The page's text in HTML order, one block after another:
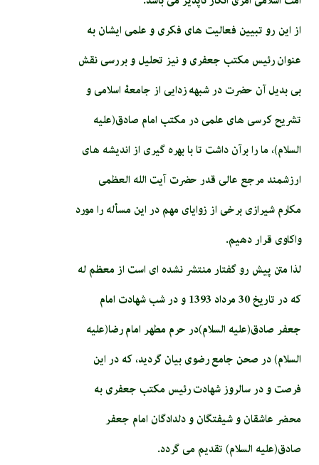
از این رو تبیین فعالیت های فکری و علمی ایشان به
عنوان رئیس مکتب جعفری و نیز تحلیل و بررسی نقش
بی بدیل آن حضرت در شبهه زدایی از جامعۀ اسلامی و
تشریح کرسی های علمی در مکتب امام صادق(علیه
السلام)، ما را برآن داشت تا با بهره گیری از اندیشه های
ارزشمند مرجع عالی قدر حضرت آیت الله العظمی
مکارم شیرازی برخی از زوایای مهم در این مسأله را مورد
واکاوی قرار دهیم.
لذا متن پیش رو گفتار منتشر نشده ای است از معظم له
که در تاریخ 30 مرداد 1393 و در شب شهادت امام
جعفر صادق(علیه السلام)در حرم مطهر امام رضا(علیه
السلام) در صحن جامع رضوی بیان گردید، که در این
فرصت و در سالروز شهادت رئیس مکتب جعفری به
محضر عاشقان و شیفتگان و دلدادگان امام جعفر
صادق(علیه السلام) تقدیم می گردد.